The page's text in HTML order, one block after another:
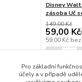
Disney
zásoba Uč
149,00 Kč
59,00 Kč/
59,00 Kč bez
Pro základní
účely a v případě